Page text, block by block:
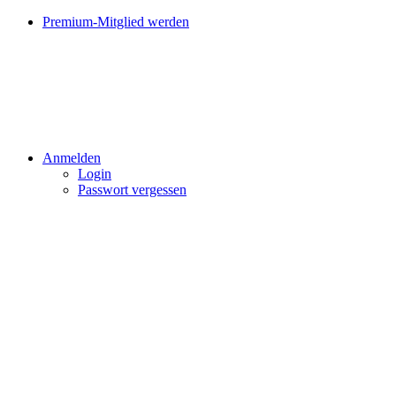
Premium-Mitglied werden
Anmelden
Login
Passwort vergessen